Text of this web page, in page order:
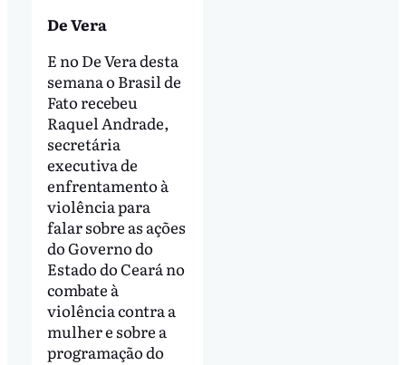
De Vera
E no De Vera desta
semana o Brasil de
Fato recebeu
Raquel Andrade,
secretária
executiva de
enfrentamento à
violência para
falar sobre as ações
do Governo do
Estado do Ceará no
combate à
violência contra a
mulher e sobre a
programação do